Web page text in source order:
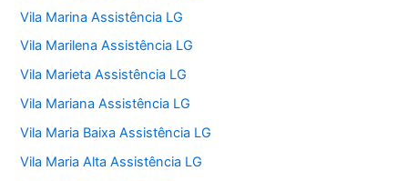
Vila Marina Assistência LG
Vila Marilena Assistência LG
Vila Marieta Assistência LG
Vila Mariana Assistência LG
Vila Maria Baixa Assistência LG
Vila Maria Alta Assistência LG